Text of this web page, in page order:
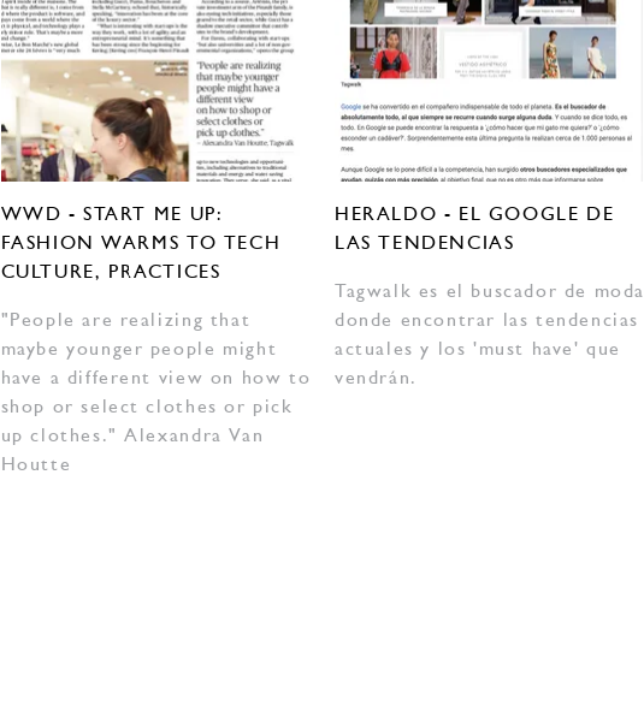
WWD - START ME UP:
FASHION WARMS TO TECH
CULTURE, PRACTICES
"People are realizing that
maybe younger people might
have a different view on how to
shop or select clothes or pick
up clothes." Alexandra Van
Houtte
HERALDO - EL GOOGLE DE
LAS TENDENCIAS
Tagwalk es el buscador de moda
donde encontrar las tendencias
actuales y los 'must have' que
vendrán.